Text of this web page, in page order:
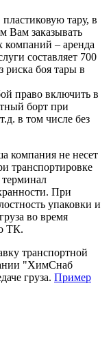
тару, в
Вам заказывать
– аренда
составляет 700
риска боя тары в
право включить в
борт при
в том числе без
компания не несет
транспортировке
При
упаковки и
во время
ТК.
транспортной
"ХимСнаб
груза. Пример